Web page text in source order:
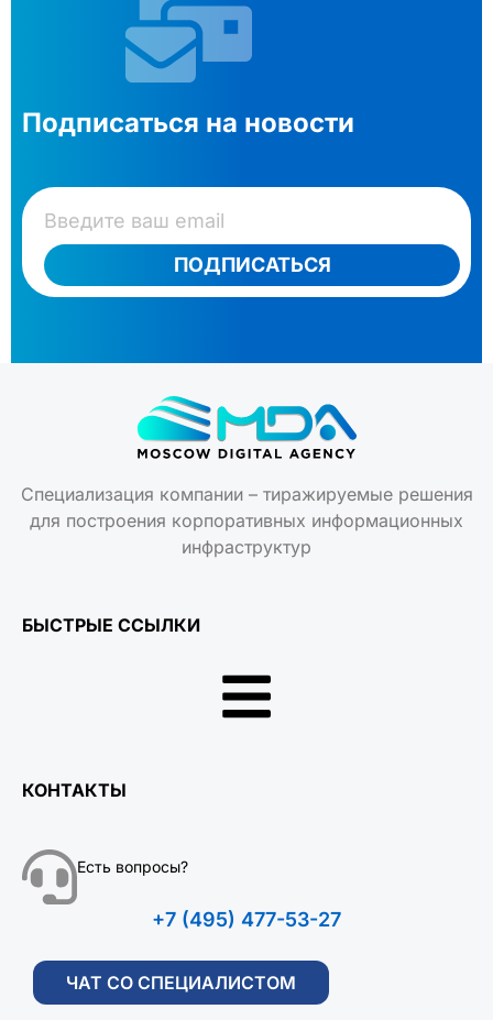
Подписаться на новости
ПОДПИСАТЬСЯ
Специализация компании – тиражируемые решения
для построения корпоративных информационных
инфраструктур
БЫСТРЫЕ ССЫЛКИ
КОНТАКТЫ
Есть вопросы?
+7 (495) 477-53-27
ЧАТ СО СПЕЦИАЛИСТОМ